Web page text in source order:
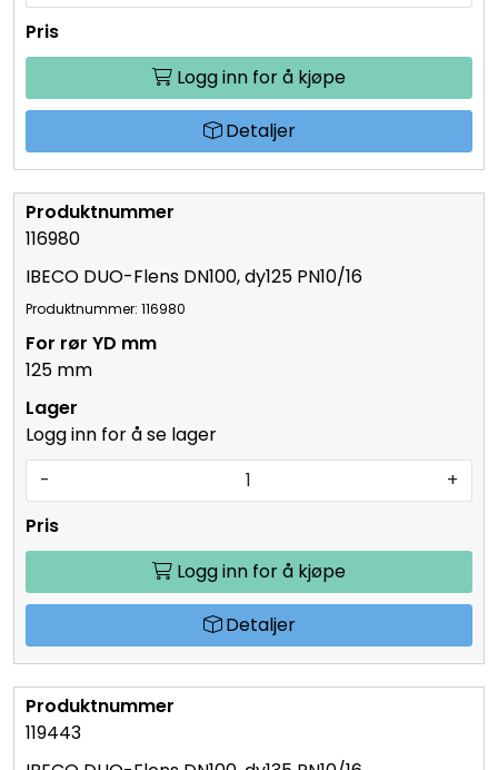
Logg inn for å kjøpe
Detaljer
116980
IBECO DUO-Flens DN100, dy125 PN10/16
Produktnummer: 116980
125 mm
Logg inn for å se lager
-
+
Logg inn for å kjøpe
Detaljer
119443